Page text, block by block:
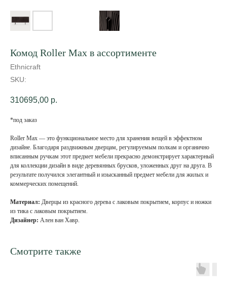
Комод Roller Max в ассортименте
Ethnicraft
SKU:
310695,00 р.
*под заказ
Roller Max — это функциональное место для хранения вещей в эффектном
дизайне. Благодаря раздвижным дверцам, регулируемым полкам и органично
вписанным ручкам этот предмет мебели прекрасно демонстрирует характерный
для коллекции дизайн в виде деревянных брусков, уложенных друг на друга. В
результате получился элегантный и изысканный предмет мебели для жилых и
коммерческих помещений.
Материал: Дверцы из красного дерева с лаковым покрытием, корпус и ножки
из тика с лаковым покрытием.
Дизайнер: Ален ван Хавр.
Смотрите также